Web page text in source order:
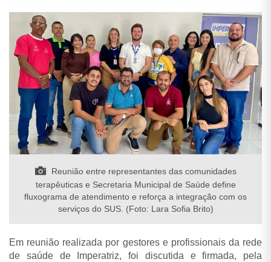
Reunião entre representantes das comunidades
terapêuticas e Secretaria Municipal de Saúde define
fluxograma de atendimento e reforça a integração com os
serviços do SUS. (Foto: Lara Sofia Brito)
Em reunião realizada por gestores e profissionais da rede
de saúde de Imperatriz, foi discutida e firmada, pela